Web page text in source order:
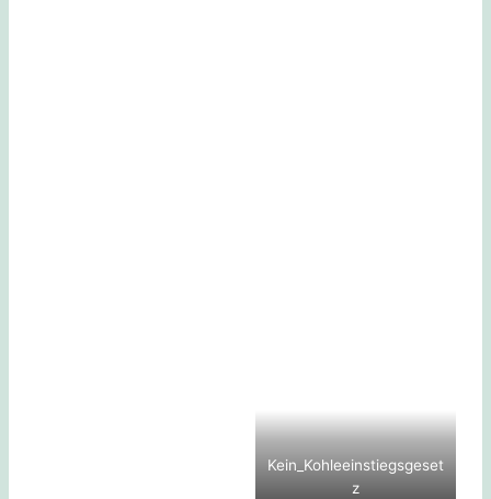
Kein_Kohleeinstiegsgeset
z